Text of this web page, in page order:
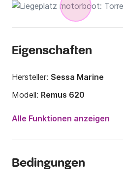
Eigenschaften
Hersteller: Sessa Marine
Modell: Remus 620
Motorleistung:
Anzahl Plätze an Bord:
Alle Funktionen anzeigen
Bedingungen